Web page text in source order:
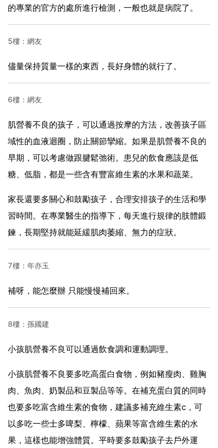
的專業的官方的處所進行檢測，一般也就是病院了。
5樓：網友
儘量保持質量一樣的東西，長好身體的就行了。
6樓：網友
肌營養不良的孩子，可以通過按摩的方法，改善孩子區
域性的血液迴圈，防止關節攣縮。如果是肌營養不良的
早期，可以考慮做跟腱鬆弛術。患兒的飲食應該是低
糖、低脂，都是一些含有豐富維生素的水果和蔬菜。
家長還要多關心和鼓勵孩子，合理安排孩子的生活和學
習時間。在專業醫生的指導下，每天進行規律的肢體鍛
鍊，長期堅持就能延緩肌肉萎縮、無力的症狀。
7樓：年亦玉
補呀，能怎麼辦 只能慢慢補回來。
8樓：孫國建
小孩肌營養不良可以通過飲食調和運動調理。
小孩肌營養不良要多吃高蛋白食物，例如豬瘦肉、雞胸
肉、魚肉、奶製品和豆製品等等。在補充蛋白質的同時
也要多吃富含維生素的食物，建議多補充維生素c，可
以多吃一些士多啤梨、檸檬、蘋果等富含維生素的水
果，這樣也能增強體質。平時要多鼓勵孩子去戶外運